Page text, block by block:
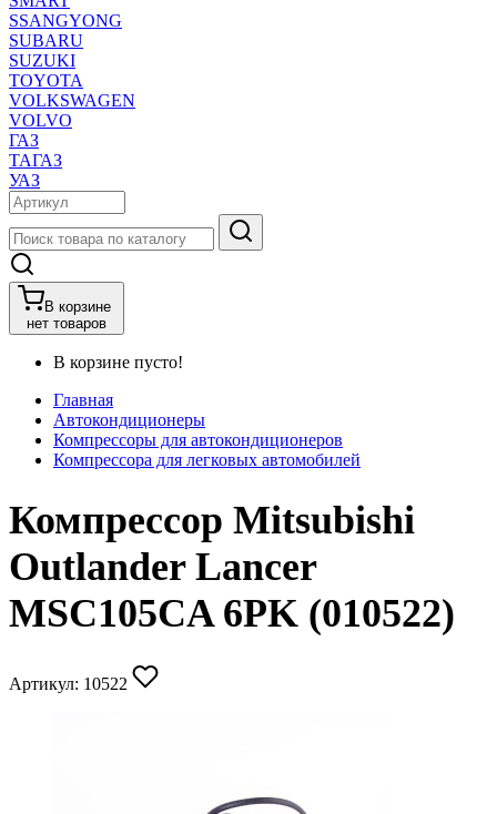
SSANGYONG
SUBARU
SUZUKI
TOYOTA
VOLKSWAGEN
VOLVO
ГАЗ
ТАГАЗ
УАЗ
В корзине
нет товаров
В корзине пусто!
Главная
Автокондиционеры
Компрессоры для автокондиционеров
Компрессора для легковых автомобилей
Компрессор Mitsubishi
Outlander Lancer
MSC105CA 6PK (010522)
Артикул: 10522